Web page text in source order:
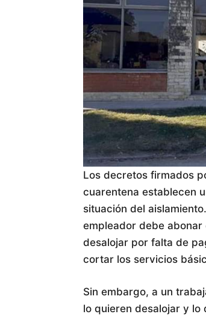
Los decretos firmados
cuarentena establecen
situación del
empleador debe abonar
desalojar por falta de
cortar los servicios
Sin embargo, a un
lo quieren desalojar y